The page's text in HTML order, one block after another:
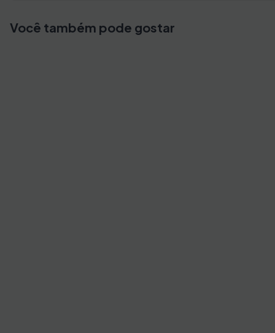
Você também pode gostar